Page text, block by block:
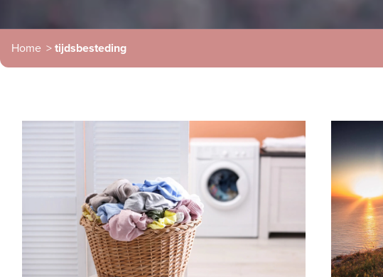
Home >tijdsbesteding